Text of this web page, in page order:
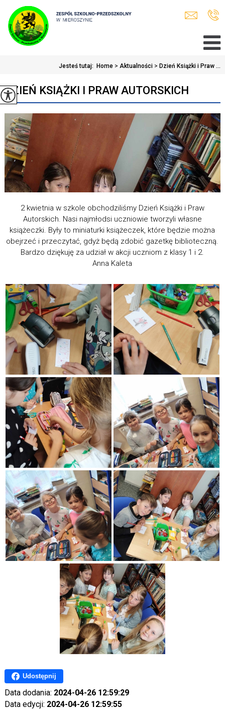
Jesteś tutaj: Home > Aktualności > Dzień Książki i Praw ...
DZIEŃ KSIĄŻKI I PRAW AUTORSKICH
2 kwietnia w szkole obchodziliśmy Dzień Książki i Praw
Autorskich. Nasi najmłodsi uczniowie tworzyli własne
książeczki. Były to miniaturki książeczek, które będzie można
obejrzeć i przeczytać, gdyż będą zdobić gazetkę biblioteczną.
Bardzo dziękuję za udział w akcji uczniom z klasy 1 i 2.
Anna Kaleta
Udostępnij
Data dodania: 2024-04-26 12:59:29
Data edycji: 2024-04-26 12:59:55